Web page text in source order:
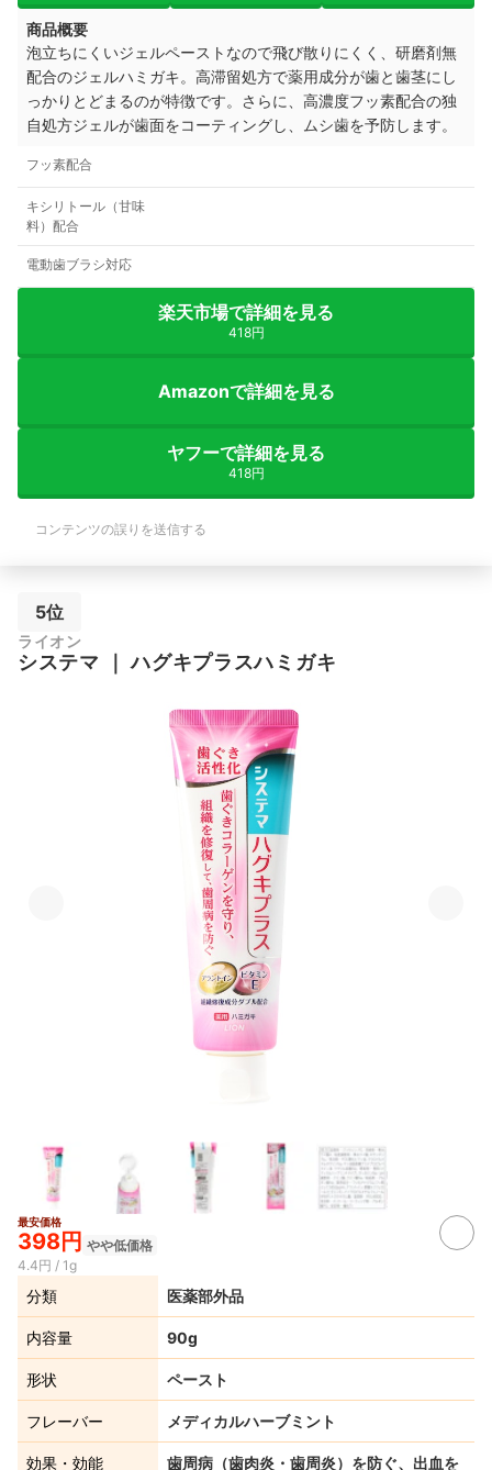
商品概要
泡立ちにくいジェルペーストなので飛び散りにくく、研磨剤無
配合のジェルハミガキ。 高滞留処方で薬用成分が歯と歯茎にし
っかりとどまるのが特徴です。さらに、 高濃度フッ素配合の独
自処方ジェルが歯面をコーティングし、
ムシ歯を予防します。
フッ素配合
キシリトール（甘味
料）配合
電動歯ブラシ対応
楽天市場で詳細を見る
418円
Amazonで詳細を見る
ヤフーで詳細を見る
418円
コンテンツの誤りを送信する
5位
ライオン
システマ ｜ハグキプラスハミガキ
最安価格
398円 やや低価格
4.4円 / 1g
分類 医薬部外品
内容量 90g
形状 ペースト
フレーバー メディカルハーブミント
効果・効能 歯周病（歯肉炎・歯周炎）を防ぐ、出血を